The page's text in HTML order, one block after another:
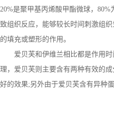
20%是聚甲基丙烯酸甲酯微球，
致组织反应，能够较长时间刺激组
的填充或塑形的作用。
爱贝芙和伊维兰相比都是作用时
理，爱贝芙则主要含有两种有效的
好的效果;另外由于爱贝芙含有异种